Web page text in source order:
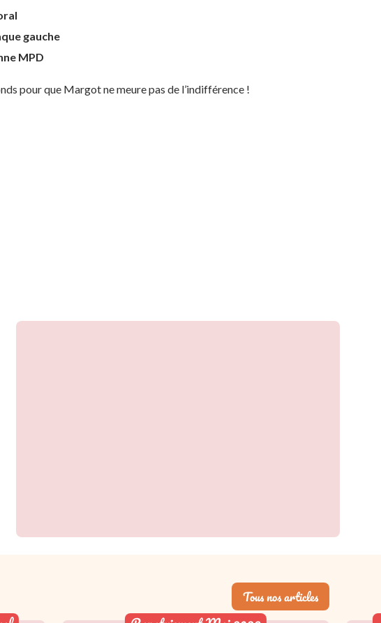
gauche
MPD
pour que Margot ne meure pas de l’indifférence !
Tous nos articles